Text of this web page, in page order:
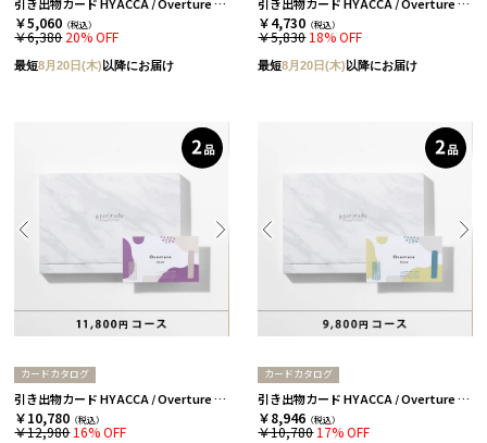
引き出物カード HYACCA / Overture / 3品セレクト / フォグ 【引き出物宅配】
￥5,060 （税込）
￥6,380 20% OFF
最短8月20日(木) 以降にお届け
引き出物カード HYACCA / Overture / 3品セレクト / モス 【引き出物宅配】
￥4,730 （税込）
￥5,830 18% OFF
最短8月20日(木) 以降にお届け
カードカタログ
引き出物カード HYACCA / Overture / 2品セレクト / スノー 【引き出物宅配】
￥10,780 （税込）
￥12,980 16% OFF
カードカタログ
引き出物カード HYACCA / Overture / 2品セレクト / ストーン 【引き出物宅配】
￥8,946 （税込）
￥10,780 17% OFF